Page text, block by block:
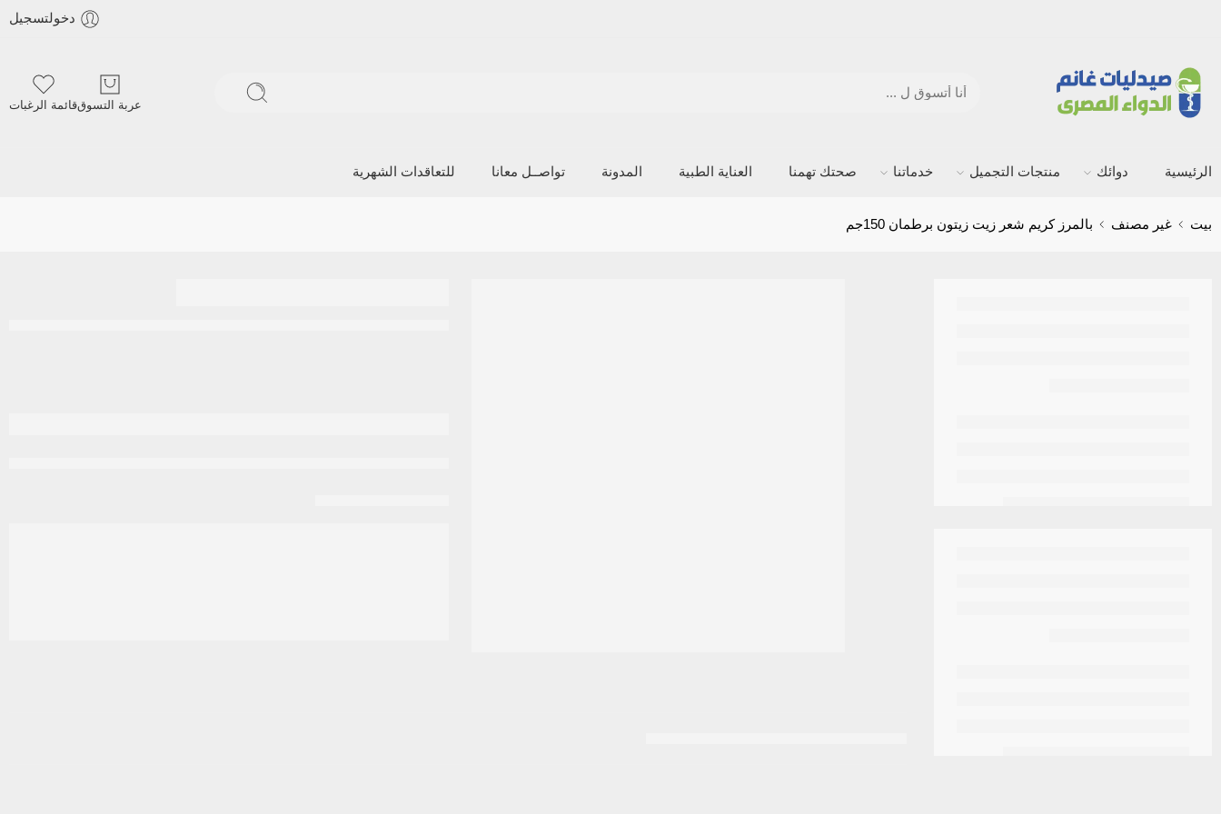
دخولتسجيل
عربة التسوققائمة الرغبات
الرئيسية دوائك منتجات التجميل خدماتنا صحتك تهمنا العناية الطبية المدونة تواصــل معانا للتعاقدات الشهرية
بيت غير مصنف بالمرز كريم شعر زيت زيتون برطمان 150جم